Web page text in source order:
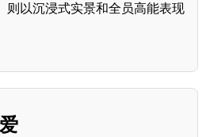
则以沉浸式实景和全员高能表现